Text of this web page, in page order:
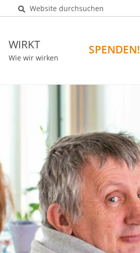
Website durchsuchen
WIRKT
Wie wir wirken
SPENDEN!